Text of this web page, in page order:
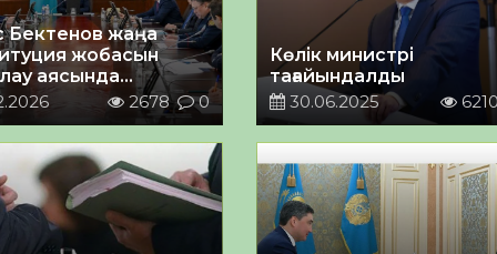
Бектенов жаңа
жобасын
аясында
түсіндіру
ұйымдастыру
кеңес өткізді
2678 0
Көлік министрі
тағайындалды
30.06.2025